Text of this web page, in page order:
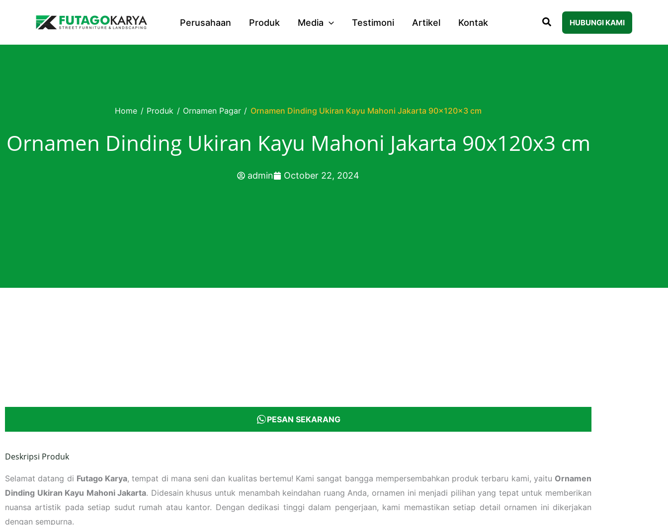
Perusahaan Produk Media Testimoni Artikel Kontak HUBUNGI KAMI
Home / Produk / Ornamen Pagar / Ornamen Dinding Ukiran Kayu Mahoni Jakarta 90x120x3 cm
Ornamen Dinding Ukiran Kayu Mahoni Jakarta 90x120x3 cm
admin October 22, 2024
PESAN SEKARANG
Deskripsi Produk
Selamat datang di Futago Karya, tempat di mana seni dan kualitas bertemu! Kami sangat bangga mempersembahkan produk terbaru kami, yaitu Ornamen
Dinding Ukiran Kayu Mahoni Jakarta. Didesain khusus untuk menambah keindahan ruang Anda, ornamen ini menjadi pilihan yang tepat untuk memberikan
nuansa artistik pada setiap sudut rumah atau kantor. Dengan dedikasi tinggi dalam pengerjaan, kami memastikan setiap detail ornamen ini dikerjakan
dengan sempurna.